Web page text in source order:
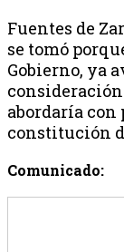
Fuentes de
se tomó
Gobierno, ya
consideración
abordaría con
constitución
Comunicado: